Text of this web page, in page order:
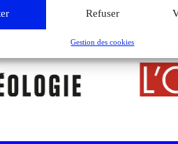
Refuser
Gestion des cookies